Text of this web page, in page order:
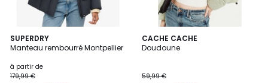
SUPERDRY
Manteau rembourré Montpellier
à partir de
179,99 €
2
Couleurs
CACHE CACHE
Doudoune
59,99 €